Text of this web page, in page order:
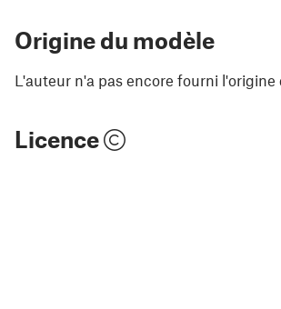
Origine du modèle
L'auteur n'a pas encore fourni l'origine
Licence